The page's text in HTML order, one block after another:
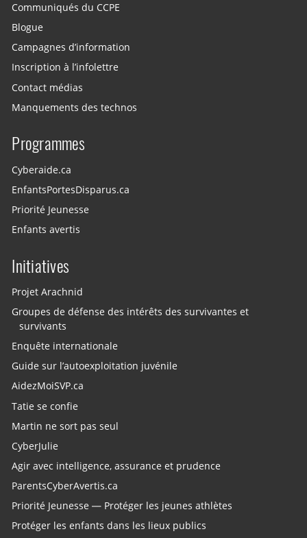
Communiqués du CCPE
Blogue
Campagnes d’information
Inscription à l’infolettre
Contact médias
Manquements des technos
Programmes
Cyberaide.ca
EnfantsPortesDisparus.ca
Priorité Jeunesse
Enfants avertis
Initiatives
Projet Arachnid
Groupes de défense des intérêts des survivantes et
survivants
Enquête internationale
Guide sur l’autoexploitation juvénile
AidezMoiSVP.ca
Tatie se confie
Martin ne sort pas seul
CyberJulie
Agir avec intelligence, assurance et prudence
ParentsCyberAvertis.ca
Priorité Jeunesse — Protéger les jeunes athlètes
Protéger les enfants dans les lieux publics